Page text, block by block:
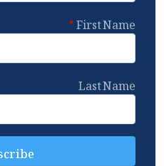
First Name
Last Name